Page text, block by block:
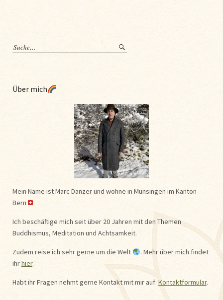
Über mich
Mein Name ist Marc Dänzer und wohne in Münsingen im Kanton
Bern
Ich beschäftige mich seit über 20 Jahren mit den Themen
Buddhismus, Meditation und Achtsamkeit.
Zudem reise ich sehr gerne um die Welt
. Mehr über mich findet
ihrhier.
Habt ihr Fragen nehmt gerne Kontakt mit mir auf:Kontaktformular.